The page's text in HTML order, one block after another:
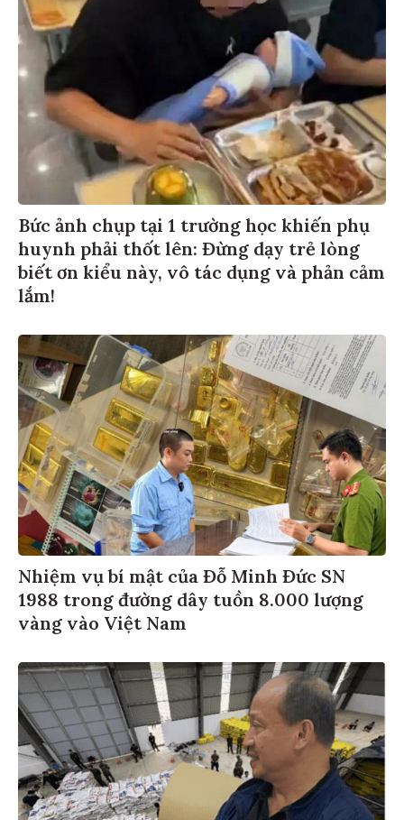
Bức ảnh chụp tại 1 trường học khiến phụ
huynh phải thốt lên: Đừng dạy trẻ lòng
biết ơn kiểu này, vô tác dụng và phản cảm
lắm!
Nhiệm vụ bí mật của Đỗ Minh Đức SN
1988 trong đường dây tuồn 8.000 lượng
vàng vào Việt Nam